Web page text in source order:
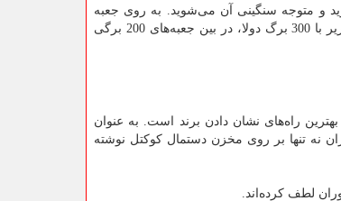
و متوجه سنگینی آن می‌شوید. به روی جعبه
دنبال عددی می‌گردید که تعداد برگ دستمال را نشان دهد. متوجه می‌شوید که دستمال کاغذی حریر با 300 برگ دولا، در بین جعبه‌های 200 برگی
راه‌های نشان دادن برند است. به عنوان
نه تنها بر روی مخزن دستمال کوکتل نوشته
لطف کرده‌اند.